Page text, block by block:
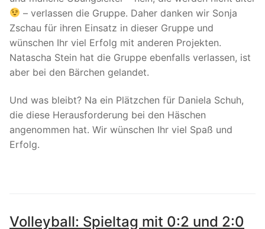
– verlassen die Gruppe. Daher danken wir Sonja
Zschau für ihren Einsatz in dieser Gruppe und
wünschen Ihr viel Erfolg mit anderen Projekten.
Natascha Stein hat die Gruppe ebenfalls verlassen, ist
aber bei den Bärchen gelandet.
Und was bleibt? Na ein Plätzchen für Daniela Schuh,
die diese Herausforderung bei den Häschen
angenommen hat. Wir wünschen Ihr viel Spaß und
Erfolg.
Volleyball: Spieltag mit 0:2 und 2:0